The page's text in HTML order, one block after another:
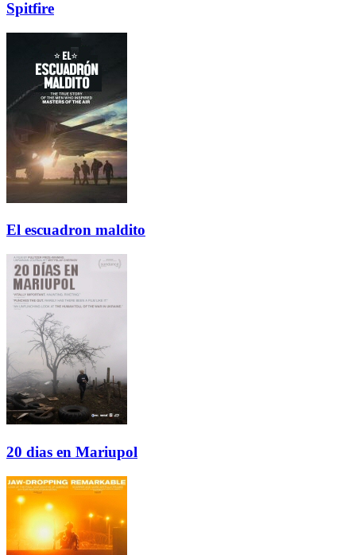
Spitfire
El escuadron maldito
20 dias en Mariupol